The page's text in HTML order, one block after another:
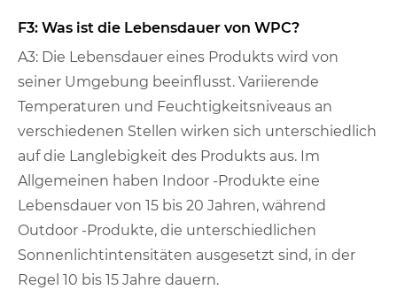
F3: Was ist die Lebensdauer von WPC?
A3: Die Lebensdauer eines Produkts wird von
seiner Umgebung beeinflusst. Variierende
Temperaturen und Feuchtigkeitsniveaus an
verschiedenen Stellen wirken sich unterschiedlich
auf die Langlebigkeit des Produkts aus. Im
Allgemeinen haben Indoor -Produkte eine
Lebensdauer von 15 bis 20 Jahren, während
Outdoor -Produkte, die unterschiedlichen
Sonnenlichtintensitäten ausgesetzt sind, in der
Regel 10 bis 15 Jahre dauern.